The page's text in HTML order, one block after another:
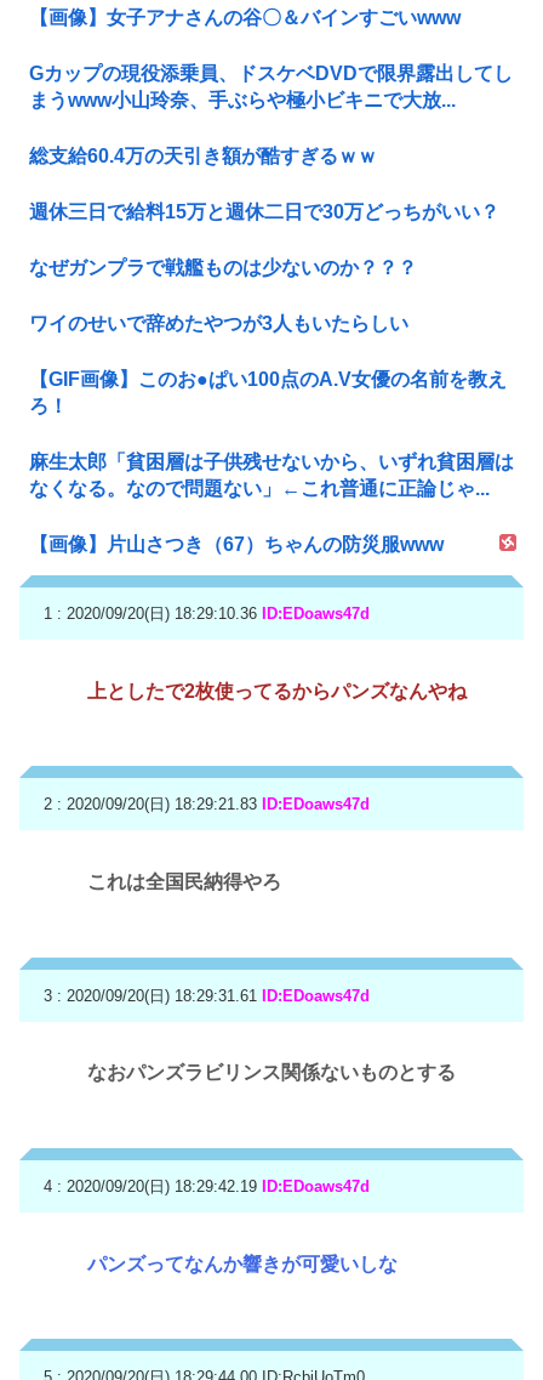
【画像】女子アナさんの谷〇＆バインすごいwww
Gカップの現役添乗員、ドスケベDVDで限界露出してし
まうwww小山玲奈、手ぶらや極小ビキニで大放...
総支給60.4万の天引き額が酷すぎるｗｗ
週休三日で給料15万と週休二日で30万どっちがいい？
なぜガンプラで戦艦ものは少ないのか？？？
ワイのせいで辞めたやつが3人もいたらしい
【GIF画像】このお●ぱい100点のA.V女優の名前を教え
ろ！
麻生太郎「貧困層は子供残せないから、いずれ貧困層は
なくなる。なので問題ない」←これ普通に正論じゃ...
【画像】片山さつき（67）ちゃんの防災服www
1 : 2020/09/20(日) 18:29:10.36 ID:EDoaws47d
上としたで2枚使ってるからパンズなんやね
2 : 2020/09/20(日) 18:29:21.83 ID:EDoaws47d
これは全国民納得やろ
3 : 2020/09/20(日) 18:29:31.61 ID:EDoaws47d
なおパンズラビリンス関係ないものとする
4 : 2020/09/20(日) 18:29:42.19 ID:EDoaws47d
パンズってなんか響きが可愛いしな